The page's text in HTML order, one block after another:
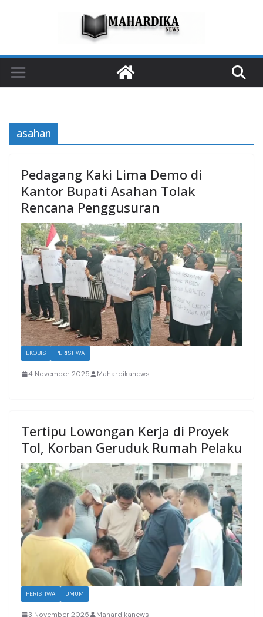
asahan
Pedagang Kaki Lima Demo di
Kantor Bupati Asahan Tolak
Rencana Penggusuran
EKOBIS PERISTIWA
4 November 2025 Mahardikanews
Tertipu Lowongan Kerja di Proyek
Tol, Korban Geruduk Rumah Pelaku
PERISTIWA UMUM
3 November 2025 Mahardikanews